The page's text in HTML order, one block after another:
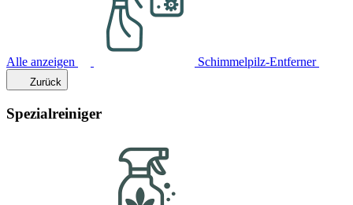
Alle anzeigen Schimmelpilz-Entferner
Zurück
Spezialreiniger